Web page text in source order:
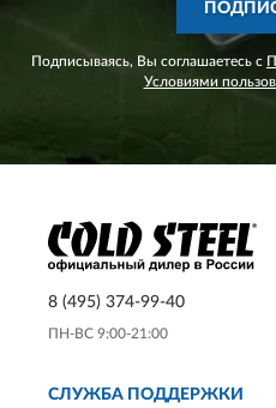
Подписываясь, Вы соглашаетесь с
Условиями
8 (495) 374-99-40
ПН-ВС 9:00-21:00
СЛУЖБА ПОДДЕРЖКИ